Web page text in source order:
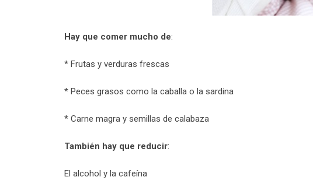
Hay que comer mucho de:
* Frutas y verduras frescas
* Peces grasos como la caballa o la sardina
* Carne magra y semillas de calabaza
También hay que reducir:
El alcohol y la cafeína